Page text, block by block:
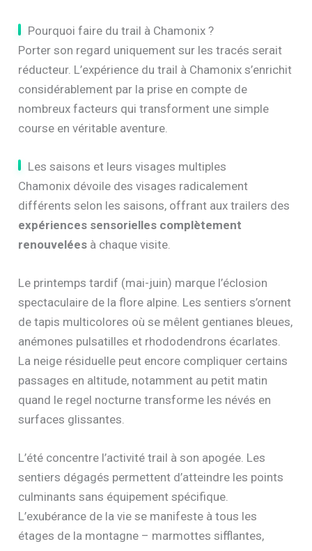
Pourquoi faire du trail à Chamonix ?
Porter son regard uniquement sur les tracés serait
réducteur. L’expérience du trail à Chamonix s’enrichit
considérablement par la prise en compte de
nombreux facteurs qui transforment une simple
course en véritable aventure.
Les saisons et leurs visages multiples
Chamonix dévoile des visages radicalement
différents selon les saisons, offrant aux trailers des
expériences sensorielles complètement
renouvelées à chaque visite.
Le printemps tardif (mai-juin) marque l’éclosion
spectaculaire de la flore alpine. Les sentiers s’ornent
de tapis multicolores où se mêlent gentianes bleues,
anémones pulsatilles et rhododendrons écarlates.
La neige résiduelle peut encore compliquer certains
passages en altitude, notamment au petit matin
quand le regel nocturne transforme les névés en
surfaces glissantes.
L’été concentre l’activité trail à son apogée. Les
sentiers dégagés permettent d’atteindre les points
culminants sans équipement spécifique.
L’exubérance de la vie se manifeste à tous les
étages de la montagne – marmottes sifflantes,